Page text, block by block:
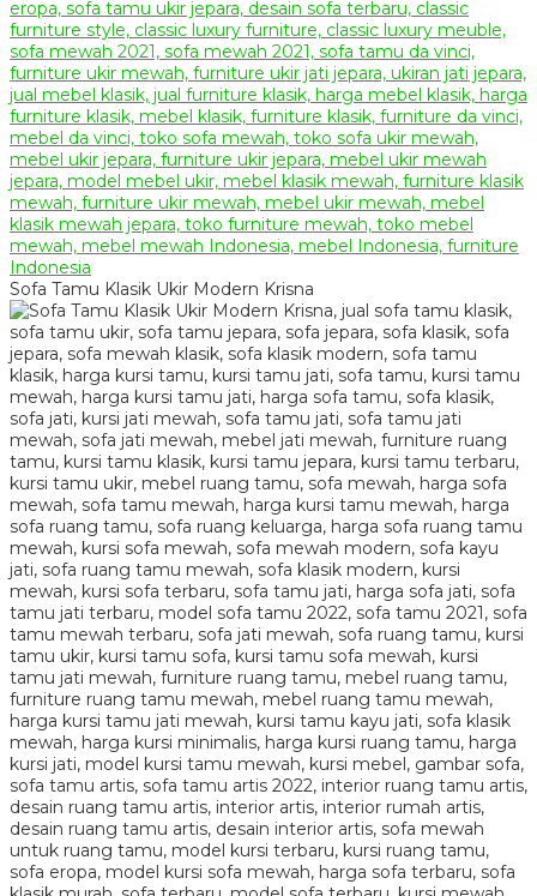
Sofa Tamu Klasik Ukir Modern Krisna